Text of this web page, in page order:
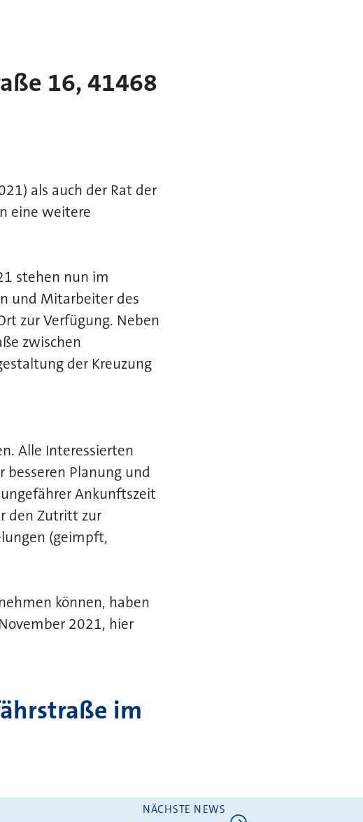
16, 41468
als auch der Rat der
eine weitere
stehen nun im
und Mitarbeiter des
zur Verfügung. Neben
zwischen
der Kreuzung
Alle Interessierten
besseren Planung und
Ankunftszeit
den Zutritt zur
(geimpft,
können, haben
2021, hier
im
NÄCHSTE NEWS